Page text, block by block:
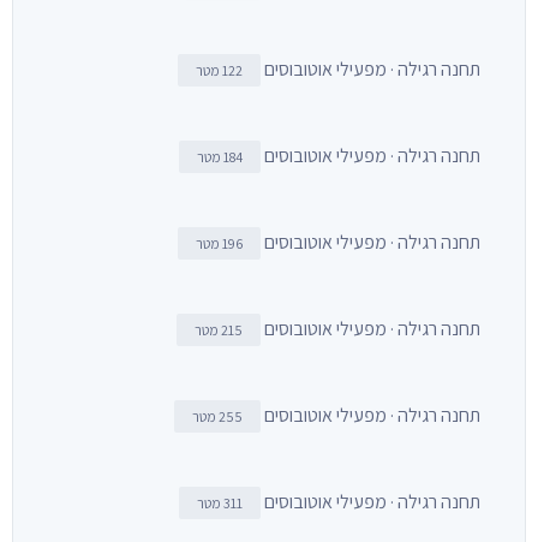
תחנה רגילה · מפעילי אוטובוסים 122 מטר
תחנה רגילה · מפעילי אוטובוסים 184 מטר
תחנה רגילה · מפעילי אוטובוסים 196 מטר
תחנה רגילה · מפעילי אוטובוסים 215 מטר
תחנה רגילה · מפעילי אוטובוסים 255 מטר
תחנה רגילה · מפעילי אוטובוסים 311 מטר